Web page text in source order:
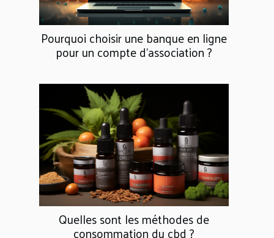
Pourquoi choisir une banque en ligne
pour un compte d'association ?
Quelles sont les méthodes de
consommation du cbd ?